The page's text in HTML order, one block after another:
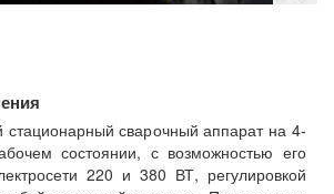
стационарный сварочный аппарат на 4-
состоянии, с возможностью его
220 и 380 ВТ, регулировкой